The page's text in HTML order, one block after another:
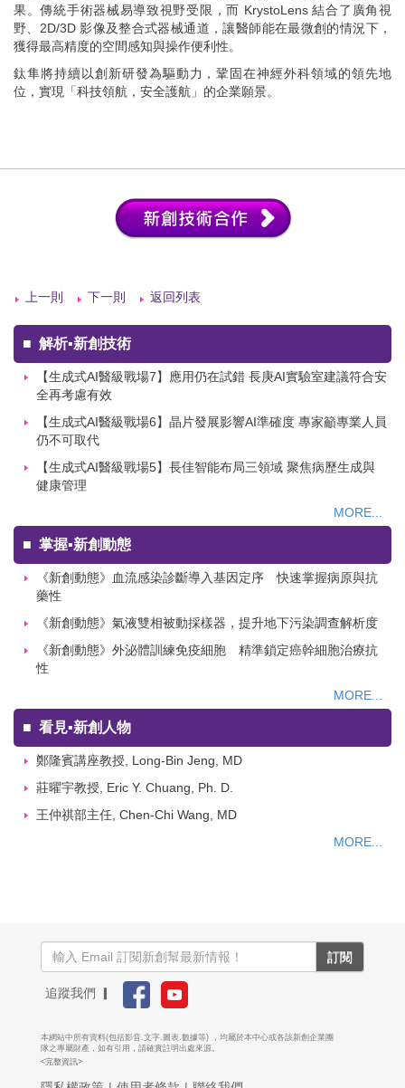
果。傳統手術器械易導致視野受限，而 KrystoLens 結合了廣角視
野、2D/3D 影像及整合式器械通道，讓醫師能在最微創的情況下，
獲得最高精度的空間感知與操作便利性。
鈦隼將持續以創新研發為驅動力，鞏固在神經外科領域的領先地
位，實現「科技領航，安全護航」的企業願景。
上一則 下一則 返回列表
■ 解析▪新創技術
【生成式AI醫級戰場7】應用仍在試錯 長庚AI實驗室建議符合安
全再考慮有效
【生成式AI醫級戰場6】晶片發展影響AI準確度 專家籲專業人員
仍不可取代
【生成式AI醫級戰場5】長佳智能布局三領域 聚焦病歷生成與
健康管理
MORE...
■ 掌握▪新創動態
《新創動態》血流感染診斷導入基因定序 快速掌握病原與抗
藥性
《新創動態》氣液雙相被動採樣器，提升地下污染調查解析度
《新創動態》外泌體訓練免疫細胞 精準鎖定癌幹細胞治療抗
性
MORE...
■ 看見▪新創人物
鄭隆賓講座教授, Long-Bin Jeng, MD
莊曜宇教授, Eric Y. Chuang, Ph. D.
王仲祺部主任, Chen-Chi Wang, MD
MORE...
訂閱
追蹤我們 ▎
本網站中所有資料(包括影音.文字.圖表.數據等) ，均屬於本中心或各該新創企業團
隊之專屬財產，如有引用，請確實註明出處來源。
<完整資訊>